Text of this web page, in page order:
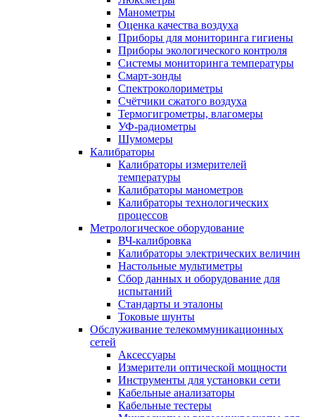
Манометры
Оценка качества воздуха
Приборы для мониторинга гигиены
Приборы экологического контроля
Системы мониторинга температуры
Смарт-зонды
Спектроколориметры
Счётчики сжатого воздуха
Термогигрометры, влагомеры
УФ-радиометры
Шумомеры
Калибраторы
Калибраторы измерителей
температуры
Калибраторы манометров
Калибраторы технологических
процессов
Метрологическое оборудование
ВЧ-калибровка
Калибраторы электрических величин
Настольные мультиметры
Сбор данных и оборудование для
испытаний
Стандарты и эталоны
Токовые шунты
Обслуживание телекоммуникационных
сетей
Аксессуары
Измерители оптической мощности
Инструменты для установки сети
Кабельные анализаторы
Кабельные тестеры